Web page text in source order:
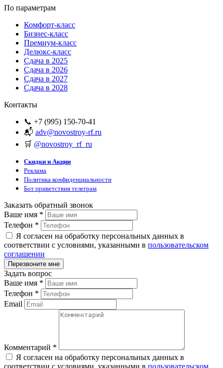
По параметрам
Комфорт-класс
Бизнес-класс
Премиум-класс
Делюкс-класс
Сдача в 2025
Сдача в 2026
Сдача в 2027
Сдача в 2028
Контакты
📞 +7 (995) 150-70-41
📬 adv@novostroy-rf.ru
🛒 @novostroy_rf_ru
Скидки и Акции
Реклама
Политика конфиденциальности
Бот приветствия телеграм
Заказать обратный звонок
Ваше имя *
Телефон *
Я согласен на обработку персональных данных в
соответствии с условиями, указанными в пользовательском
соглашении
Задать вопрос
Ваше имя *
Телефон *
Email
Комментарий *
Я согласен на обработку персональных данных в
соответствии с условиями, указанными в пользовательском